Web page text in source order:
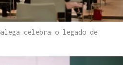
celebra o legado de